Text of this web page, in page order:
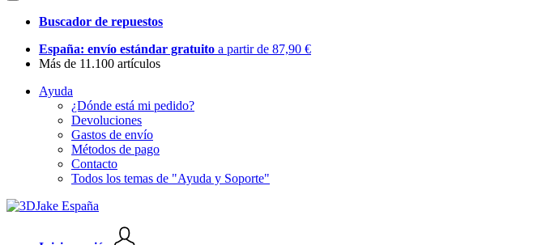
Buscador de repuestos
España: envío estándar gratuito a partir de 87,90 €
Más de 11.100 artículos
Ayuda
¿Dónde está mi pedido?
Devoluciones
Gastos de envío
Métodos de pago
Contacto
Todos los temas de "Ayuda y Soporte"